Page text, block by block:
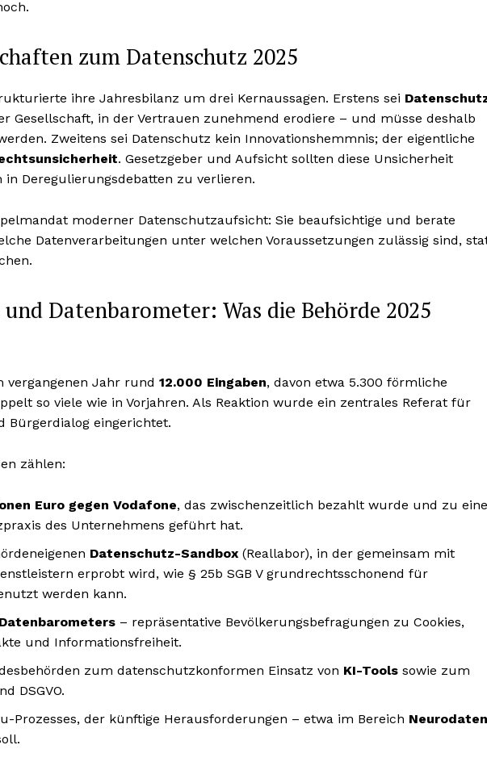
zum Datenschutz 2025
ihre Jahresbilanz um drei Kernaussagen. Erstens sei
Gesellschaft, in der Vertrauen zunehmend erodiere – und müsse deshalb
Zweitens sei Datenschutz kein Innovationshemmnis; der eigentliche
. Gesetzgeber und Aufsicht sollten diese Unsicherheit
Deregulierungsdebatten zu verlieren.
moderner Datenschutzaufsicht: Sie beaufsichtige und berate
Datenverarbeitungen unter welchen Voraussetzungen zulässig sind,
Datenbarometer: Was die Behörde 2025
vergangenen Jahr rund 12.000 Eingaben, davon etwa 5.300 förmliche
so viele wie in Vorjahren. Als Reaktion wurde ein zentrales Referat für
Bürgerdialog eingerichtet.
zählen:
Euro gegen Vodafone, das zwischenzeitlich bezahlt wurde und zu
des Unternehmens geführt hat.
Datenschutz-Sandbox (Reallabor), in der gemeinsam mit
erprobt wird, wie § 25b SGB V grundrechtsschonend für
werden kann.
Datenbarometers – repräsentative Bevölkerungsbefragungen zu Cookies,
und Informationsfreiheit.
zum datenschutzkonformen Einsatz von KI-Tools sowie zum
DSGVO.
Prozesses, der künftige Herausforderungen – etwa im Bereich Neurodaten